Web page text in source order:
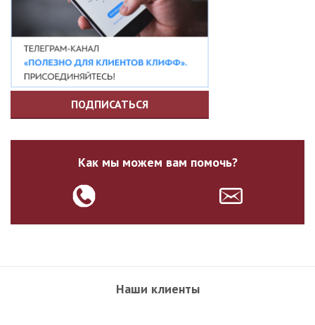
ПОДПИСАТЬСЯ
Как мы можем вам помочь?
Наши клиенты